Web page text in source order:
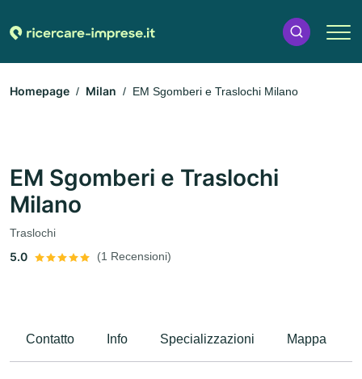
Homepage Milan EM Sgomberi e Traslochi Milano
EM Sgomberi e Traslochi
Milano
Traslochi
5.0 (1 Recensioni)
Contatto Info Specializzazioni Mappa